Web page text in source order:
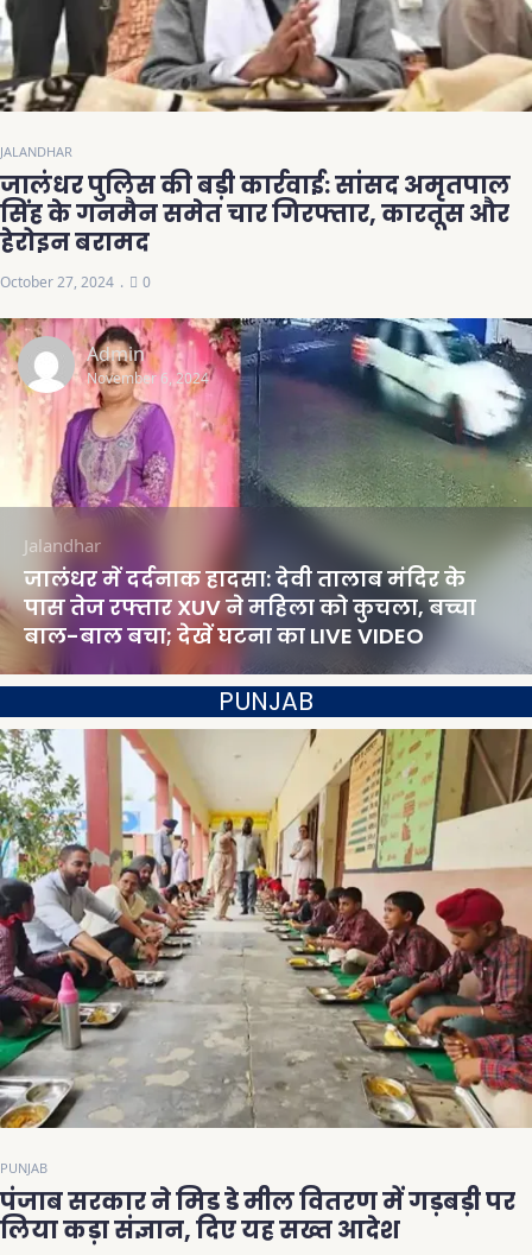
JALANDHAR
जालंधर पुलिस की बड़ी कार्रवाई: सांसद अमृतपाल
सिंह के गनमैन समेत चार गिरफ्तार, कारतूस और
हेरोइन बरामद
October 27, 2024 0
Admin
November 6, 2024
Jalandhar
जालंधर में दर्दनाक हादसा: देवी तालाब मंदिर के
पास तेज रफ्तार XUV ने महिला को कुचला, बच्चा
बाल-बाल बचा; देखें घटना का LIVE VIDEO
PUNJAB
PUNJAB
पंजाब सरकार ने मिड डे मील वितरण में गड़बड़ी पर
लिया कड़ा संज्ञान, दिए यह सख्त आदेश